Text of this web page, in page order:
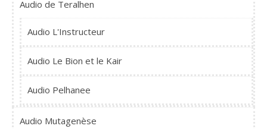
Audio de Teralhen
Audio L'Instructeur
Audio Le Bion et le Kair
Audio Pelhanee
Audio Mutagenèse